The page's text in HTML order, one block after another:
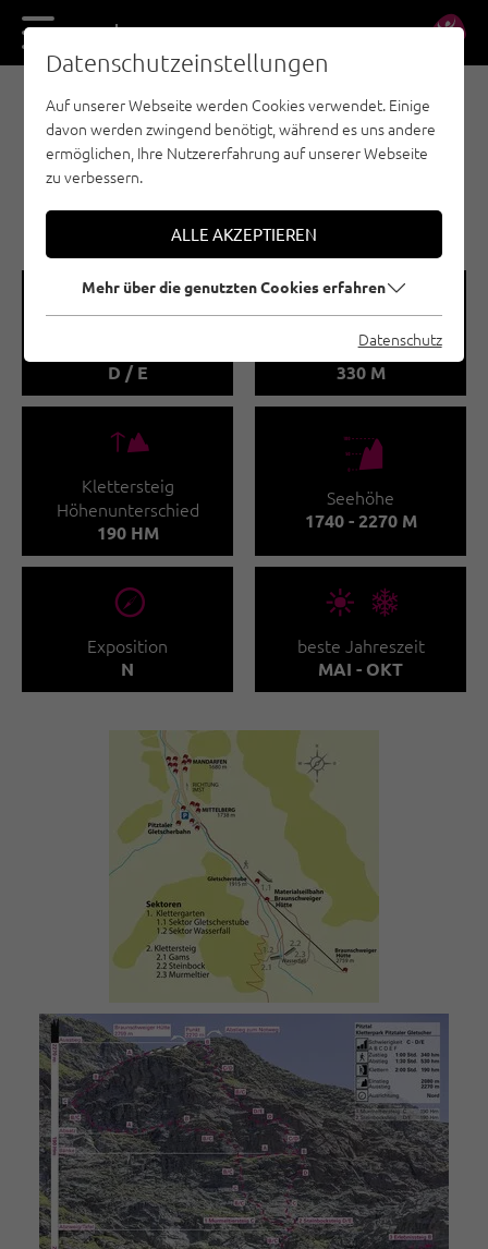
DE EN
KLETTERSTEIGE - PITZTAL
KLETTERPARK PITZTALER
GLETSCHER -
STEINBOCKSTEIG
🞽
D / E
🔹
Klettersteiglänge
330 M
🜏
Klettersteig
Höhenunterschied
190 HM
🞱
Seehöhe
1740 - 2270 M
🞂
Exposition
N
🞀🖈
beste Jahreszeit
MAI - OKT
Datenschutzeinstellungen
Auf unserer Webseite werden Cookies verwendet. Einige
davon werden zwingend benötigt, während es uns andere
ermöglichen, Ihre Nutzererfahrung auf unserer Webseite
zu verbessern.
ALLE AKZEPTIEREN
Mehr über die genutzten Cookies erfahren
Datenschutz